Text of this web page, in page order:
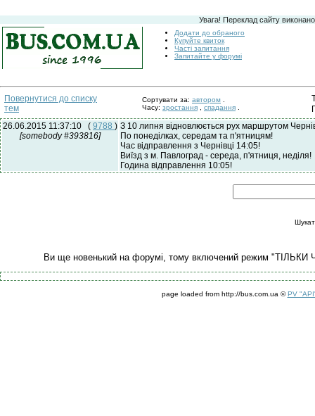
Увага! Переклад сайту
Додати до обраного
Купуйте квиток
Часті запитання
Запитайте у форумі
Повернутися до списку
тем
Сортувати за: автором
Часу: зростання спадання
26.06.2015 11:37:10
( 9788 )
[somebody #393816]
З 10 липня відновлюється рух маршрутом
По понеділках, середам та п'ятницям!
Час відправлення з Чернівці 14:05!
Виїзд з м. Павлоград - середа, п'ятниця, неділя!
Година відправлення 10:05!
Ви ще новенький на форумі, тому включений режим "ТІЛЬКИ
page loaded from http://bus.com.ua ©PV